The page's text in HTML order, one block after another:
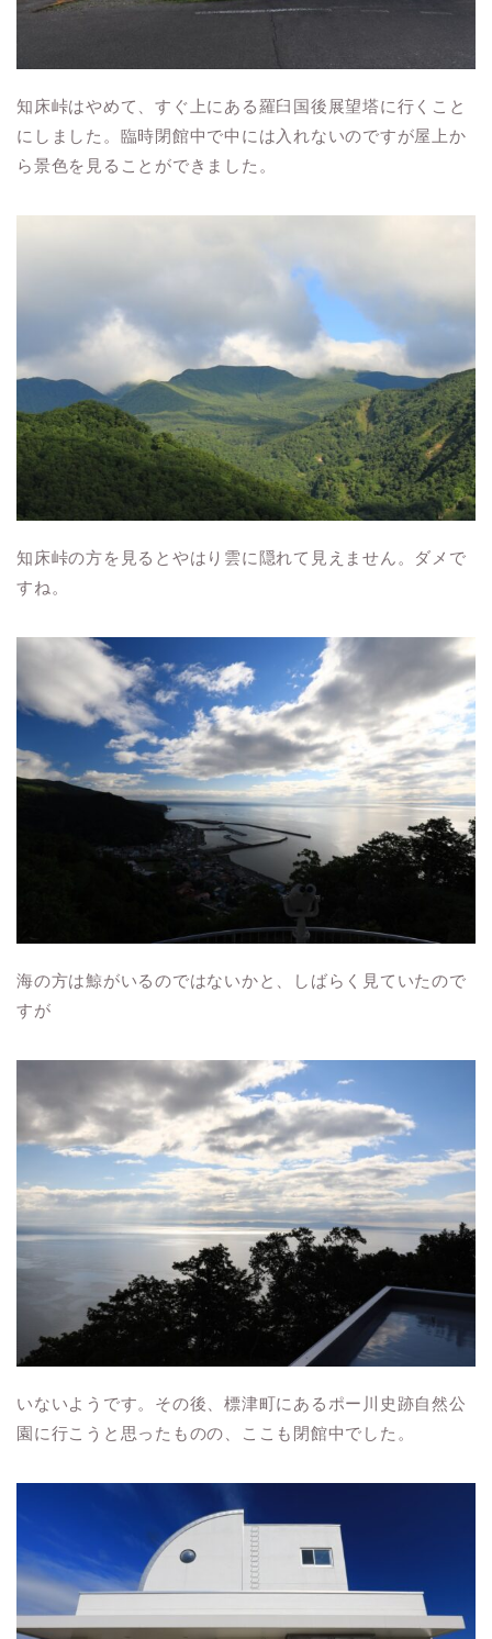
知床峠はやめて、すぐ上にある羅臼国後展望塔に行くこと
にしました。臨時閉館中で中には入れないのですが屋上か
ら景色を見ることができました。
知床峠の方を見るとやはり雲に隠れて見えません。ダメで
すね。
海の方は鯨がいるのではないかと、しばらく見ていたので
すが
いないようです。その後、標津町にあるポー川史跡自然公
園に行こうと思ったものの、ここも閉館中でした。